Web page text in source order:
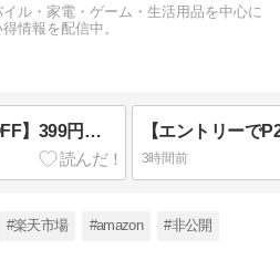
ル・家電・ゲーム・生活用品を中心に
情報を配信中。
【非公開クーポンで50%OFF】399円～499円 Amazon Luksnoc クリア シール帳 女の子 はがせる 選べる3サイズ A6/A7/M5 シールバインダー 6穴 バインダー リフィル20枚 かわいい キャラクター 手帳 2026.08.16まで
3時間前
#楽天市場 #amazon #非公開